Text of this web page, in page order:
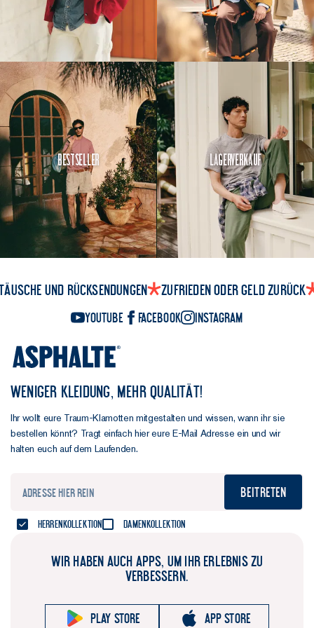
Eine Lasche unter
dem Kragen.
Unverzichtbar, um den
Kragen hochzuhalten
und das Eindringen von
Wasser zu verhindern.
Ein doppelter
Metallreißverschluss
und eine
Knopfleiste.Doppelt
gesichert.
Ein Kragen mit
robusten
Zickzacknähten.So
bleibt er stabil, wenn
wollt.
Bestseller Lagerverkauf
und Rücksendungen Zufrieden oder Geld zurück
YouTube Facebook Instagram
WENIGER KLEIDUNG, MEHR QUALITÄT!
Ihr wollt eure Traum-Klamotten mitgestalten und wissen, wann ihr sie
bestellen könnt? Tragt einfach hier eure E-Mail Adresse ein und wir
halten euch auf dem Laufenden.
Beitreten
Herrenkollektion Damenkollektion
WIR HABEN AUCH APPS, UM IHR ERLEBNIS ZU
VERBESSERN.
Play store App store